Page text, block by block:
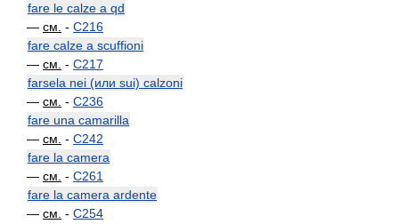
fare le calze a qd
— см. - C216
fare calze a scuffioni
— см. - C217
farsela nei (или sui) calzoni
— см. - C236
fare una camarilla
— см. - C242
fare la camera
— см. - C261
fare la camera ardente
— см. - C254